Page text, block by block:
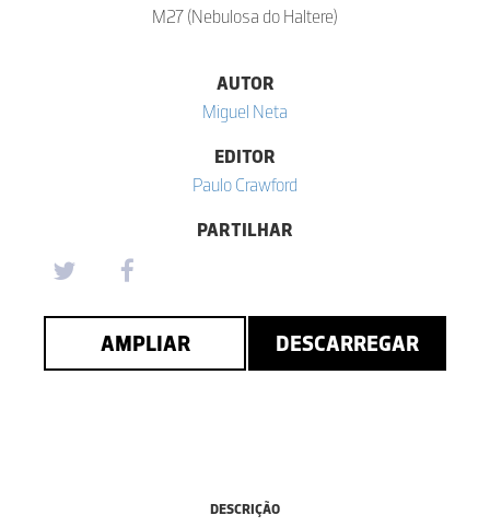
M27 (Nebulosa do Haltere)
AUTOR
Miguel Neta
EDITOR
Paulo Crawford
PARTILHAR
AMPLIAR DESCARREGAR
DESCRIÇÃO